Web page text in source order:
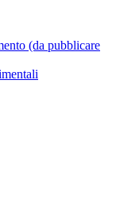
(da pubblicare